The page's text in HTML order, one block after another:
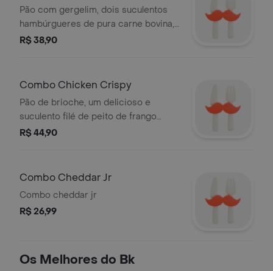
Pão com gergelim, dois suculentos
hambúrgueres de pura carne bovina,
duas fatias de queijo derretido, duas
R$ 38,90
Combo Chicken Crispy
Pão de brioche, um delicioso e
suculento filé de peito de frango
crocante, maionese e alface.
R$ 44,90
Combo Cheddar Jr
Combo cheddar jr
R$ 26,99
Os Melhores do Bk